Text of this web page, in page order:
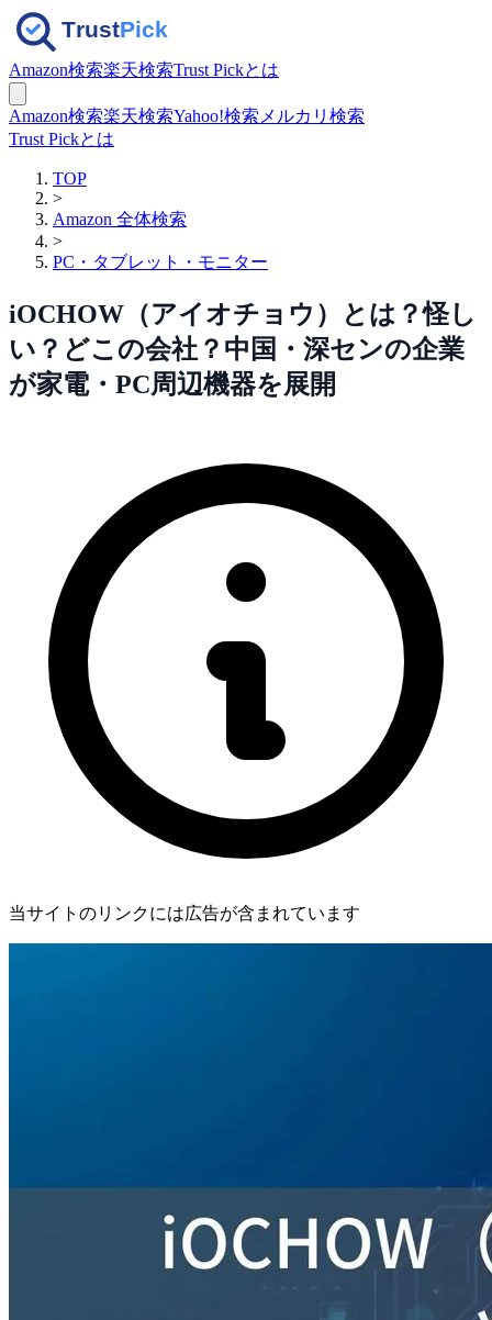
Amazon検索楽天検索Trust Pickとは
Amazon検索楽天検索Yahoo!検索 メルカリ検索
Trust Pickとは
TOP
>
Amazon 全体検索
>
PC・タブレット・モニター
iOCHOW（アイオチョウ）とは？怪し
い？どこの会社？中国・深センの企業
が家電・PC周辺機器を展開
当サイトのリンクには広告が含まれています